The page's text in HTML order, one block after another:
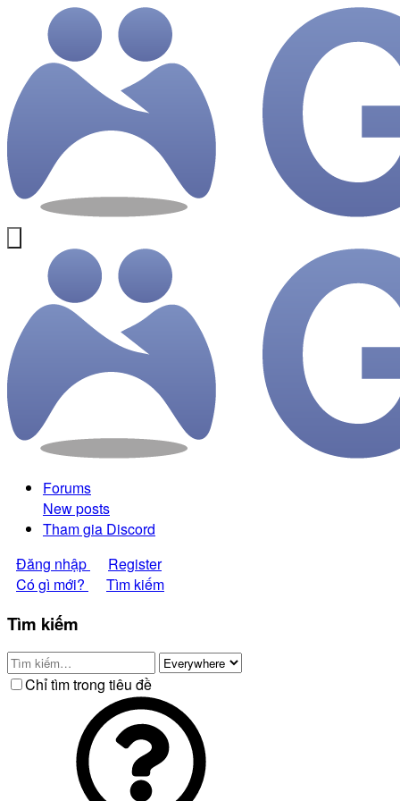
Forums
New posts
Tham gia Discord
Đăng nhập
Register
Có gì mới?
Tìm kiếm
Tìm kiếm
Chỉ tìm trong tiêu đề